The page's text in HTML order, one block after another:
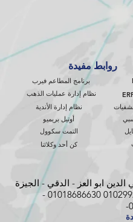
روابط مفيدة
برنامج المطاعم فيرب
نظام إدارة عمليات الذهب
أوتيل بريميو
نظام إدارة الأندية
التمت سكوول
كن أحد وكلائنا
01018686630
-
-